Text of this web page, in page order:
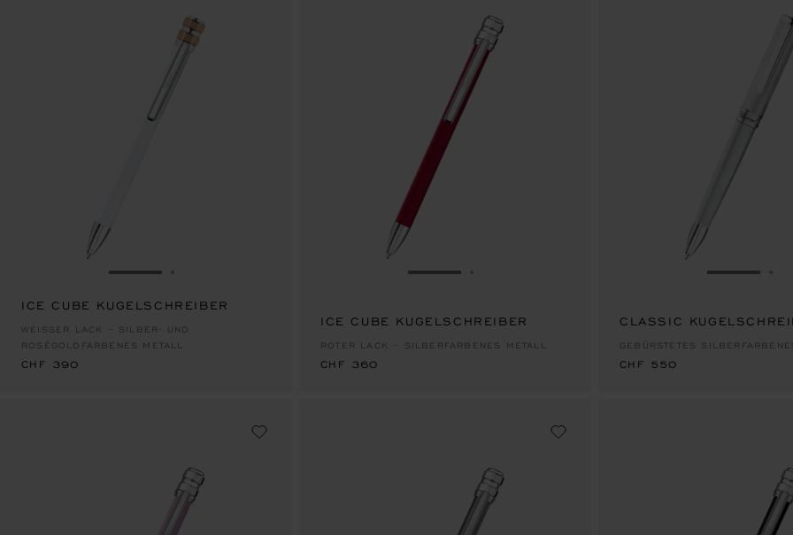
ZUR FOLIE GEHEN 1
ICE CUBE KUGELSCHREIBER
WEISSER LACK – SILBER- UND R
OSÉGOLDFARBENES METALL
CHF 390
ZUR FOLIE GEHEN 1
ICE CUBE KUGELSCHREIBER
ROTER LACK – SILBERFARBENES METALL
CHF 360
CHF 360
ZUR
CLASSIC
GEBÜRSTETES
CHF 550
CHF 550